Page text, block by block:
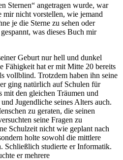
Sternen“ angetragen wurde, war
mir nicht vorstellen, wie jemand
je die Sterne zu sehen oder
was dieses Buch mir
Geburt nur hell und dunkel
Fähigkeit hat er mit Mitte 20 bereits
vollblind. Trotzdem haben ihn seine
ging natürlich auf Schulen für
mit den gleichen Träumen und
Jugendliche seines Alters auch.
zu geraten, die seinen
seine Fragen zu
Schulzeit nicht wie geplant nach
holte sowohl die mittlere
Schließlich studierte er Informatik.
er mehrere